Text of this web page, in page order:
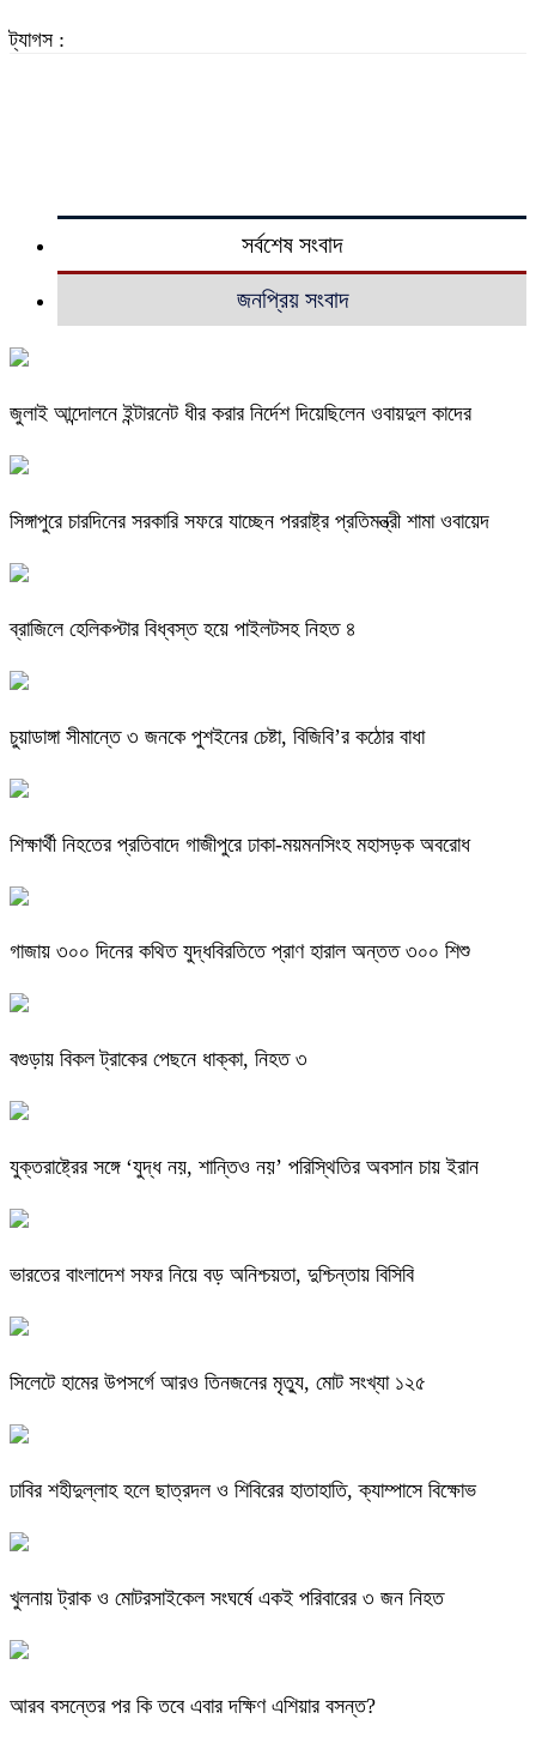
ট্যাগস :
সর্বশেষ সংবাদ
জনপ্রিয় সংবাদ
জুলাই আন্দোলনে ইন্টারনেট ধীর করার নির্দেশ দিয়েছিলেন ওবায়দুল কাদের
সিঙ্গাপুরে চারদিনের সরকারি সফরে যাচ্ছেন পররাষ্ট্র প্রতিমন্ত্রী শামা ওবায়েদ
ব্রাজিলে হেলিকপ্টার বিধ্বস্ত হয়ে পাইলটসহ নিহত ৪
চুয়াডাঙ্গা সীমান্তে ৩ জনকে পুশইনের চেষ্টা, বিজিবি’র কঠোর বাধা
শিক্ষার্থী নিহতের প্রতিবাদে গাজীপুরে ঢাকা-ময়মনসিংহ মহাসড়ক অবরোধ
গাজায় ৩০০ দিনের কথিত যুদ্ধবিরতিতে প্রাণ হারাল অন্তত ৩০০ শিশু
বগুড়ায় বিকল ট্রাকের পেছনে ধাক্কা, নিহত ৩
যুক্তরাষ্ট্রের সঙ্গে ‘যুদ্ধ নয়, শান্তিও নয়’ পরিস্থিতির অবসান চায় ইরান
ভারতের বাংলাদেশ সফর নিয়ে বড় অনিশ্চয়তা, দুশ্চিন্তায় বিসিবি
সিলেটে হামের উপসর্গে আরও তিনজনের মৃত্যু, মোট সংখ্যা ১২৫
ঢাবির শহীদুল্লাহ হলে ছাত্রদল ও শিবিরের হাতাহাতি, ক্যাম্পাসে বিক্ষোভ
খুলনায় ট্রাক ও মোটরসাইকেল সংঘর্ষে একই পরিবারের ৩ জন নিহত
আরব বসন্তের পর কি তবে এবার দক্ষিণ এশিয়ার বসন্ত?